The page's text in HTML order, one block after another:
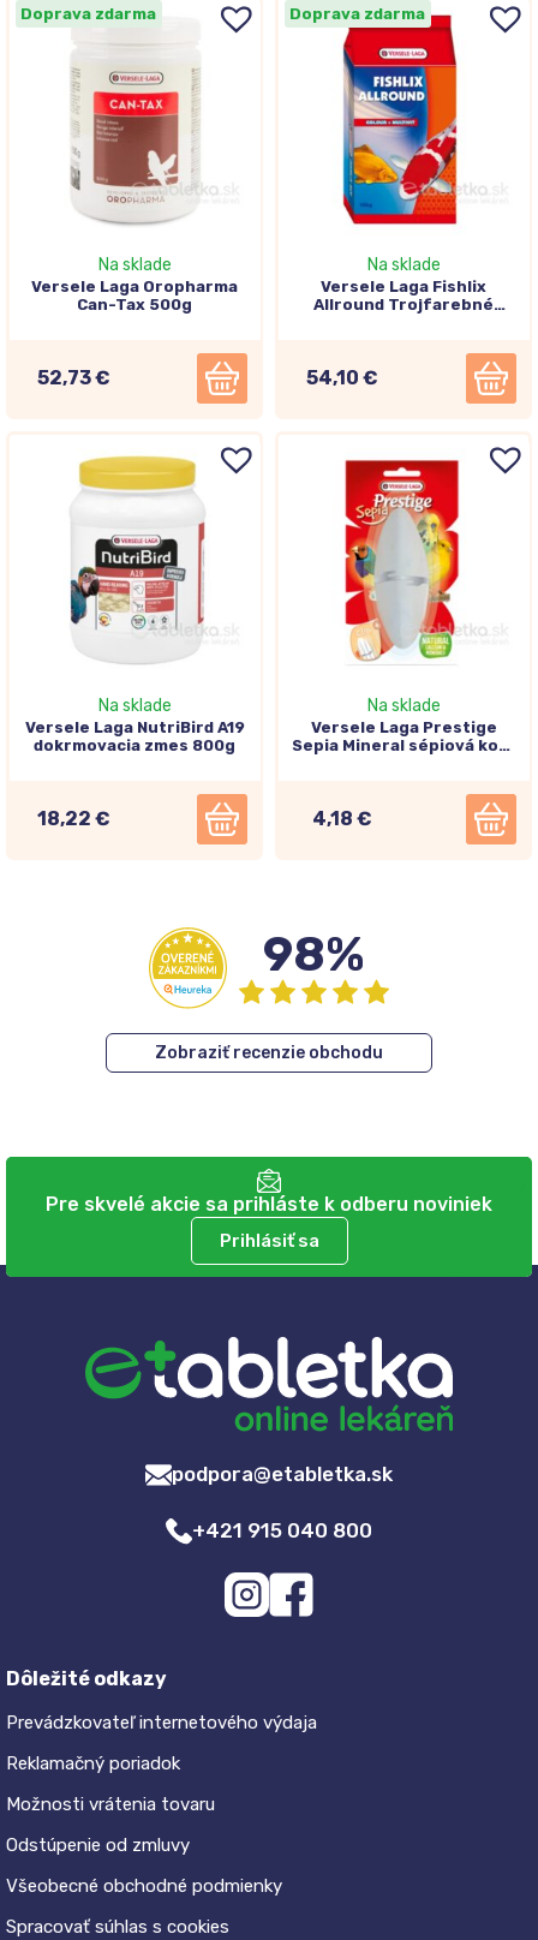
Doprava zdarma
Na sklade
Versele Laga Oropharma
Can-Tax 500g
52,73 €
Doprava zdarma
Na sklade
Versele Laga Fishlix
Allround Trojfarebné
54,10 €
Na sklade
Versele Laga NutriBird A19
dokrmovacia zmes 800g
18,22 €
Na sklade
Versele Laga Prestige
Sepia Mineral sépiová kosť
4,18 €
98%
Zobraziť recenzie obchodu
Pre skvelé akcie sa prihláste k odberu noviniek
Prihlásiť sa
podpora@etabletka.sk
+421 915 040 800
Dôležité odkazy
Prevádzkovateľ internetového výdaja
Reklamačný poriadok
Možnosti vrátenia tovaru
Odstúpenie od zmluvy
Všeobecné obchodné podmienky
Spracovať súhlas s cookies